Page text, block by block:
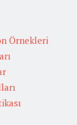
Örnekleri